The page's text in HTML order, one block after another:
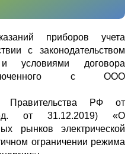
приборов учета
с законодательством
условиями договора
с ООО
Правительства РФ от
от 31.12.2019) «О
рынков электрической
ограничении режима